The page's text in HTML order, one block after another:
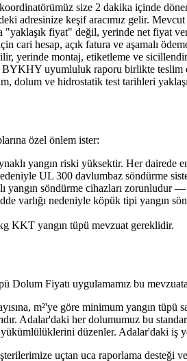
size 2 dakika içinde
adresinize keşif aracımız gelir.
fiyat" değil, yerinde net fiyat
cari hesap, açık fatura ve aşamalı
yerinde montaj, etiketleme ve
BYKHY uyumluluk raporu birlikte teslim
dolum ve hidrostatik test tarihleri
özel önlem ister:
yangın riski yüksektir. Her dairede
UL 300 davlumbaz söndürme
yangın söndürme cihazları zorunludur
varlığı nedeniyle köpük tipi yangın
KKT yangın tüpü mevzuat gereklidir.
Dolum Fiyatı uygulamamız bu
m²'ye göre minimum yangın tüpü
Adalar'daki her dolumumuz bu
yükümlülüklerini düzenler. Adalar'daki iş
uçtan uca raporlama desteği